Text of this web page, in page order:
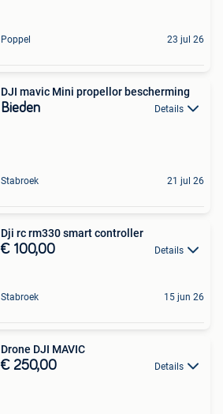
Poppel 23 jul 26
DJI mavic Mini propellor bescherming
Bieden Details
Stabroek 21 jul 26
Dji rc rm330 smart controller
€ 100,00 Details
Stabroek 15 jun 26
Drone DJI MAVIC
€ 250,00 Details